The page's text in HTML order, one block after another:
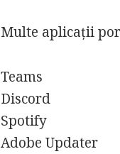
Multe aplicații
Teams
Discord
Spotify
Adobe Updater